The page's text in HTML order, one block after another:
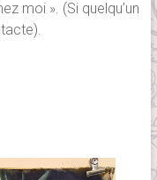
moi ». (Si quelqu’un